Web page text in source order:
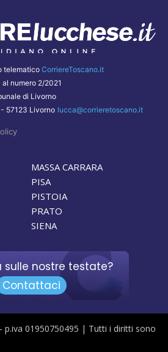
telematico CorriereToscano.it
numero 2/2021
di Livorno
57123 Livorno lucca@corrieretoscano.it
MASSA CARRARA
PISA
PISTOIA
PRATO
SIENA
sulle nostre testate?
Contattaci
01950750495 | Tutti i diritti sono